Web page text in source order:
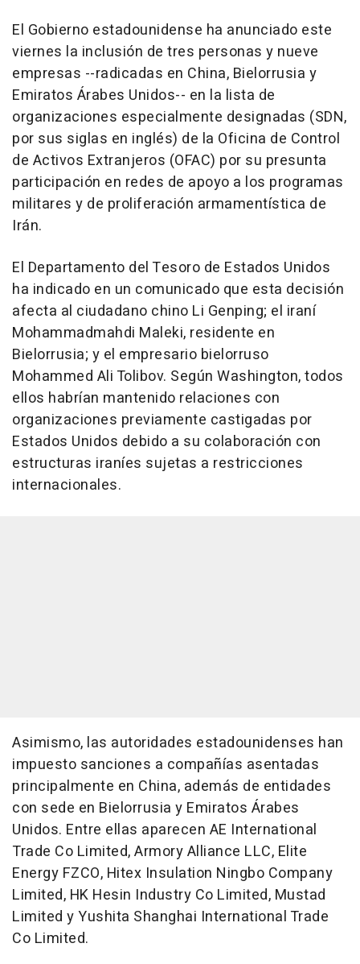
El Gobierno estadounidense ha anunciado este
viernes la inclusión de tres personas y nueve
empresas --radicadas en China, Bielorrusia y
Emiratos Árabes Unidos-- en la lista de
organizaciones especialmente designadas (SDN,
por sus siglas en inglés) de la Oficina de Control
de Activos Extranjeros (OFAC) por su presunta
participación en redes de apoyo a los programas
militares y de proliferación armamentística de
Irán.
El Departamento del Tesoro de Estados Unidos
ha indicado en un comunicado que esta decisión
afecta al ciudadano chino Li Genping; el iraní
Mohammadmahdi Maleki, residente en
Bielorrusia; y el empresario bielorruso
Mohammed Ali Tolibov. Según Washington, todos
ellos habrían mantenido relaciones con
organizaciones previamente castigadas por
Estados Unidos debido a su colaboración con
estructuras iraníes sujetas a restricciones
internacionales.
Asimismo, las autoridades estadounidenses han
impuesto sanciones a compañías asentadas
principalmente en China, además de entidades
con sede en Bielorrusia y Emiratos Árabes
Unidos. Entre ellas aparecen AE International
Trade Co Limited, Armory Alliance LLC, Elite
Energy FZCO, Hitex Insulation Ningbo Company
Limited, HK Hesin Industry Co Limited, Mustad
Limited y Yushita Shanghai International Trade
Co Limited.